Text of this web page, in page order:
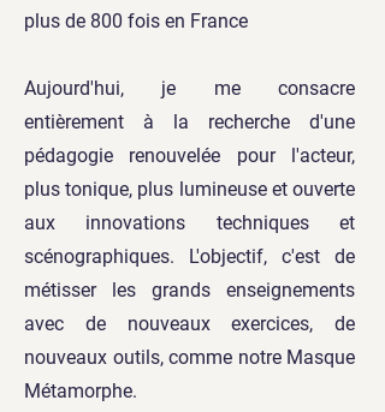
plus de 800 fois en France
Aujourd'hui, je me consacre
entièrement à la recherche d'une
pédagogie renouvelée pour l'acteur,
plus tonique, plus lumineuse et ouverte
aux innovations techniques et
scénographiques. L'objectif, c'est de
métisser les grands enseignements
avec de nouveaux exercices, de
nouveaux outils, comme notre Masque
Métamorphe.